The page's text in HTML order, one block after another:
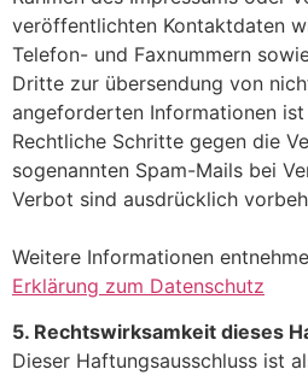
veröffentlichten Kontaktdaten
Telefon- und Faxnummern
Dritte zur übersendung von
angeforderten Informationen
Rechtliche Schritte gegen die
sogenannten Spam-Mails bei
Verbot sind ausdrücklich
Weitere Informationen
Erklärung zum Datenschutz
5. Rechtswirksamkeit dieses
Dieser Haftungsausschluss ist